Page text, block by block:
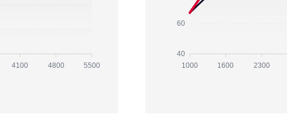
4100 4800 5500
60
40
1000 1600 2300